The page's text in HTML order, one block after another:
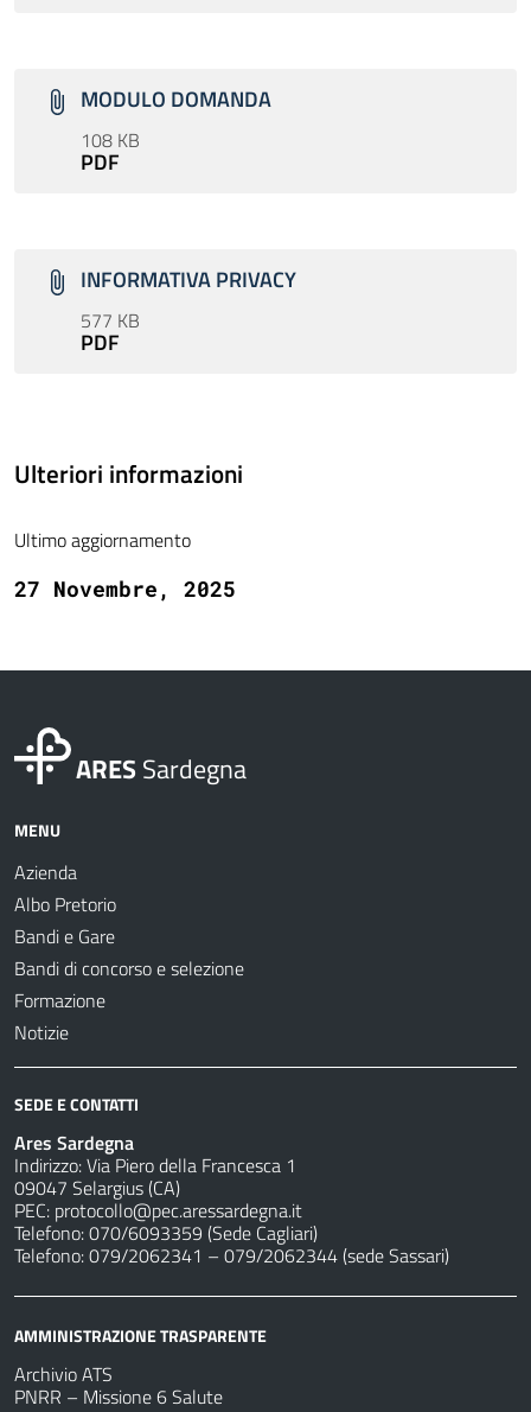
MODULO DOMANDA
108 KB
PDF
INFORMATIVA PRIVACY
577 KB
PDF
Ulteriori informazioni
Ultimo aggiornamento
27 Novembre, 2025
ARESSardegna
MENU
Azienda
Albo Pretorio
Bandi e Gare
Bandi di concorso e selezione
Formazione
Notizie
SEDE E CONTATTI
Ares Sardegna
Indirizzo: Via Piero della Francesca 1
09047 Selargius (CA)
PEC: protocollo@pec.aressardegna.it
Telefono: 070/6093359 (Sede Cagliari)
Telefono: 079/2062341 – 079/2062344 (sede Sassari)
AMMINISTRAZIONE TRASPARENTE
Archivio ATS
PNRR – Missione 6 Salute